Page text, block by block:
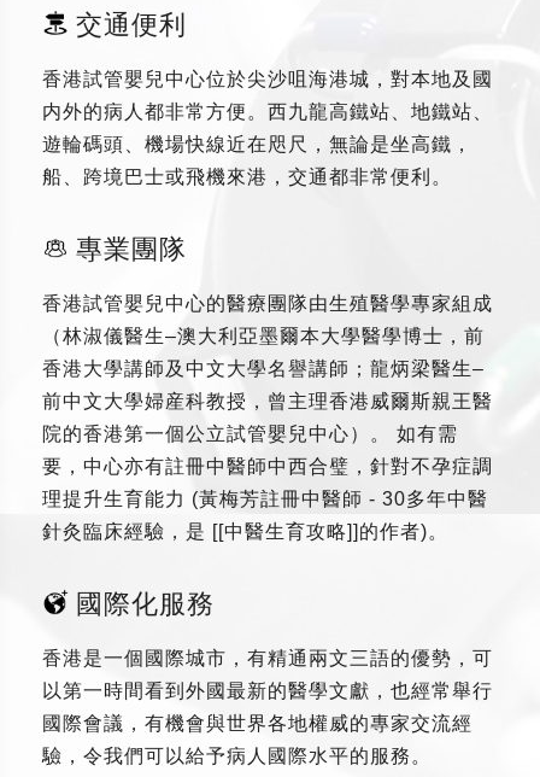
交通便利
香港試管嬰兒中心位於尖沙咀海港城，對本地及國
内外的病人都非常方便。西九龍高鐵站、地鐵站、
遊輪碼頭、機場快線近在咫尺，無論是坐高鐵，
船、跨境巴士或飛機來港，交通都非常便利。
專業團隊
香港試管嬰兒中心的醫療團隊由生殖醫學專家組成
（林淑儀醫生–澳大利亞墨爾本大學醫學博士，前
香港大學講師及中文大學名譽講師；龍炳梁醫生–
前中文大學婦産科教授，曾主理香港威爾斯親王醫
院的香港第一個公立試管嬰兒中心）。 如有需
要，中心亦有註冊中醫師中西合璧，針對不孕症調
理提升生育能力 (黃梅芳註冊中醫師 - 30多年中醫
針灸臨床經驗，是 [[中醫生育攻略]]的作者)。
國際化服務
香港是一個國際城市，有精通兩文三語的優勢，可
以第一時間看到外國最新的醫學文獻，也經常舉行
國際會議，有機會與世界各地權威的專家交流經
驗，令我們可以給予病人國際水平的服務。